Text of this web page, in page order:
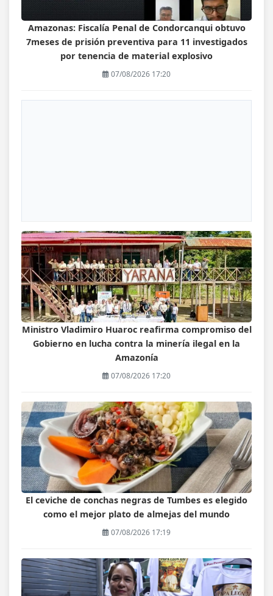
Amazonas: Fiscalía Penal de Condorcanqui obtuvo
7meses de prisión preventiva para 11 investigados
por tenencia de material explosivo
07/08/2026 17:20
Ministro Vladimiro Huaroc reafirma compromiso del
Gobierno en lucha contra la minería ilegal en la
Amazonía
07/08/2026 17:20
El ceviche de conchas negras de Tumbes es elegido
como el mejor plato de almejas del mundo
07/08/2026 17:19